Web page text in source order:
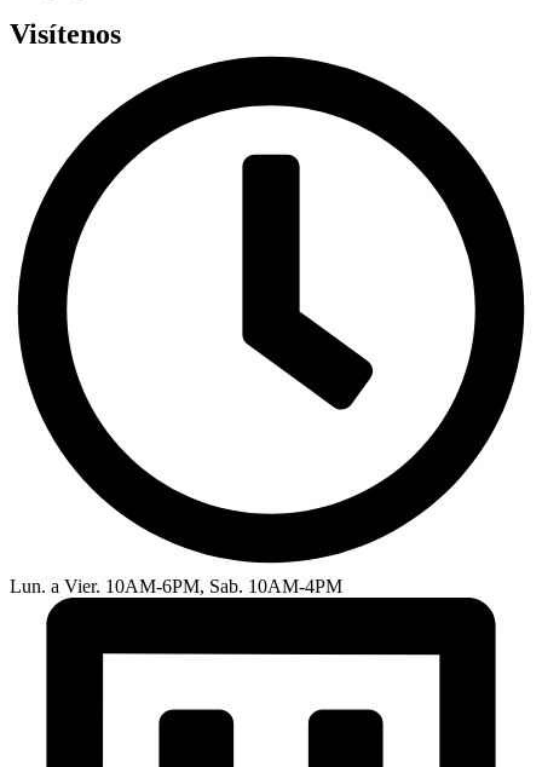
Visítenos
Lun. a Vier. 10AM-6PM, Sab. 10AM-4PM